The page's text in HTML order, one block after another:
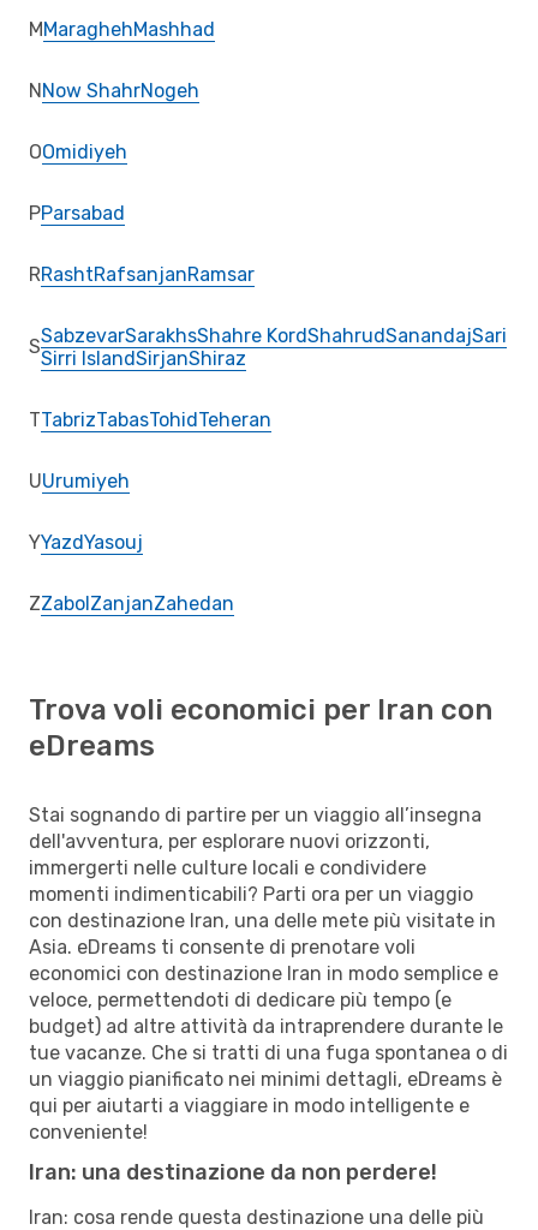
MMaraghehMashhad
NNow ShahrNogeh
OOmidiyeh
PParsabad
RRashtRafsanjanRamsar
SSabzevarSarakhsShahre KordShahrudSanandajSari
Sirri IslandSirjanShiraz
TTabrizTabasTohidTeheran
UUrumiyeh
YYazdYasouj
ZZabolZanjanZahedan
Trova voli economici per Iran con
eDreams
Stai sognando di partire per un viaggio all’insegna
dell'avventura, per esplorare nuovi orizzonti,
immergerti nelle culture locali e condividere
momenti indimenticabili? Parti ora per un viaggio
con destinazione Iran, una delle mete più visitate in
Asia. eDreams ti consente di prenotare voli
economici con destinazione Iran in modo semplice e
veloce, permettendoti di dedicare più tempo (e
budget) ad altre attività da intraprendere durante le
tue vacanze. Che si tratti di una fuga spontanea o di
un viaggio pianificato nei minimi dettagli, eDreams è
qui per aiutarti a viaggiare in modo intelligente e
conveniente!
Iran: una destinazione da non perdere!
Iran: cosa rende questa destinazione una delle più